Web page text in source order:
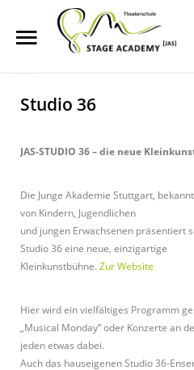
Über uns
Unterricht
News
Franchise
Kontakt
Standorte
Suchen
Studio 36
JAS-STUDIO 36 – die neue
Die Junge Akademie Stuttgart,
von Kindern, Jugendlichen
und jungen Erwachsenen präsentiert
Studio 36 eine neue, einzigartige
Kleinkunstbühne. Zur Website
Hier wird ein vielfältiges Programm
„Musical Monday“ oder Konzerte an
jeden etwas dabei.
Auch das hauseigenen Studio 36-